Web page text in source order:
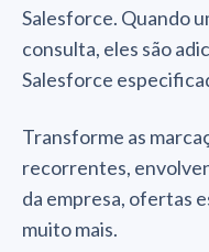
Salesforce. Quando
consulta, eles são
Salesforce
Transforme as
recorrentes,
da empresa, ofertas
muito mais.